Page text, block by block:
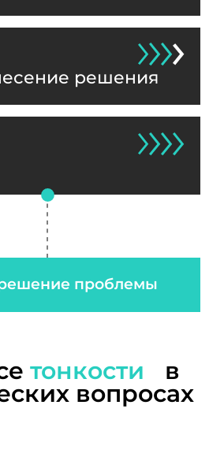
решения
проблемы
тонкости в
вопросах